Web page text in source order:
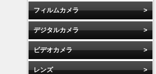
フィルムカメラ
デジタルカメラ
ビデオカメラ
レンズ